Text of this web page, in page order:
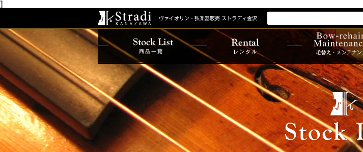
]
ヴァイオリン・弦楽器販売 ストラディ金沢
商品一覧
レンタ
ル
メンテナンス